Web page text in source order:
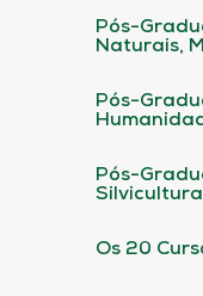
Pós-
Naturais,
Pós-
Pós-
Os 20